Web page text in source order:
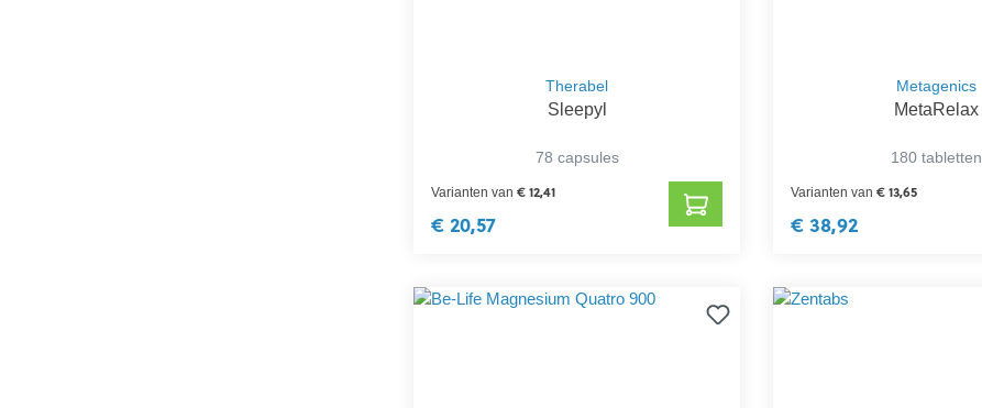
Therabel
Sleepyl
78 capsules
Varianten van € 12,41
€ 20,57
Metagenics
MetaRelax
180 tabletten
Varianten van€ 13,65
€ 38,92